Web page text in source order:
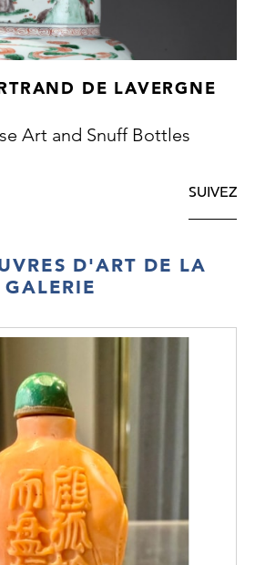
DE LAVERGNE
Art and Snuff Bottles
SUIVEZ
D'ART DE LA
GALERIE